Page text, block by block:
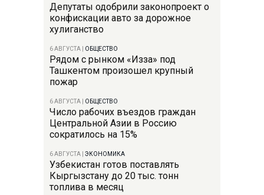
Депутаты одобрили законопроект о
конфискации авто за дорожное
хулиганство
6 АВГУСТА ОБЩЕСТВО
Рядом с рынком «Изза» под
Ташкентом произошел крупный
пожар
6 АВГУСТА ОБЩЕСТВО
Число рабочих въездов граждан
Центральной Азии в Россию
сократилось на 15%
6 АВГУСТА ЭКОНОМИКА
Узбекистан готов поставлять
Кыргызстану до 20 тыс. тонн
топлива в месяц